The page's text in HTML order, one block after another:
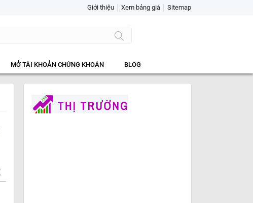
Giới thiệu Xem bảng giá Sitemap
MỞ TÀI KHOẢN CHỨNG KHOÁN BLOG